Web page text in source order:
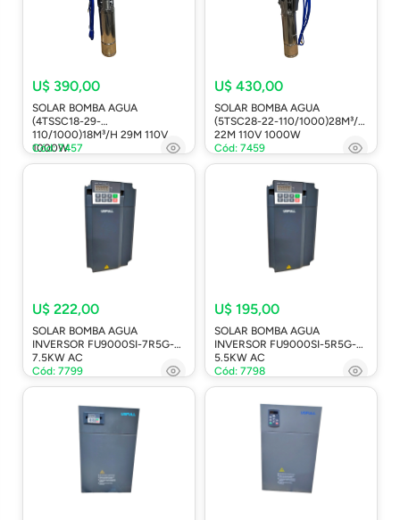
U$ 390,00
SOLAR BOMBA AGUA
(4TSSC18-29-
110/1000)18M³/H 29M 110V
1000W
Cód: 7457
U$ 430,00
SOLAR BOMBA AGUA
(5TSC28-22-110/1000)28M³/H
22M 110V 1000W
Cód: 7459
U$ 222,00
SOLAR BOMBA AGUA
INVERSOR FU9000SI-7R5G-4
7.5KW AC
Cód: 7799
U$ 195,00
SOLAR BOMBA AGUA
INVERSOR FU9000SI-5R5G-4
5.5KW AC
Cód: 7798